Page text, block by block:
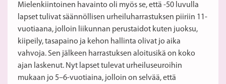
Mielenkiintoinen havainto oli myös se, että -50 luvulla
lapset tulivat säännöllisen urheiluharrastuksen piiriin 11-
vuotiaana, jolloin liikunnan perustaidot kuten juoksu,
kiipeily, tasapaino ja kehon hallinta olivat jo aika
vahvoja. Sen jälkeen harrastuksen aloitusikä on koko
ajan laskenut. Nyt lapset tulevat urheiluseuroihin
mukaan jo 5–6-vuotiaina, jolloin on selvää, että